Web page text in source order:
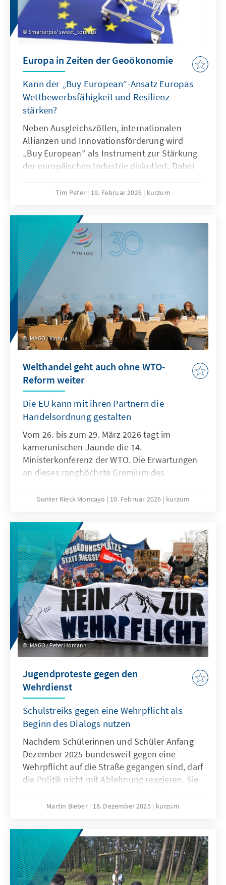
Smarterpix/ sweet_tomato
Europa in Zeiten der Geoökonomie
Kann der „Buy European“-Ansatz Europas
Wettbewerbsfähigkeit und Resilienz
stärken?
Neben Ausgleichszöllen, internationalen
Allianzen und Innovationsförderung wird
„Buy European” als Instrument zur Stärkung
der europäischen Industrie diskutiert. Dabei
und nur in eng definierten Bereichen
Kombination aus gezielten Ausgleichszöllen
bei unfairem Wettbewerb und einer offensiven
Freihandelsagenda.
Tim Peter 19. Februar 2026 kurzum
IMAGO / Xinhua
Welthandel geht auch ohne WTO-
Reform weiter
Die EU kann mit ihren Partnern die
Handelsordnung gestalten
Vom 26. bis zum 29. März 2026 tagt im
kamerunischen Jaunde die 14.
Ministerkonferenz der WTO. Die Erwartungen
an dieses ranghöchste Gremium des
geht ernsthaft davon aus, dass der seit der 4.
Stillstand aufgelöst werden kann. Die seit
Jahren geforderte grundlegende Reform der
WTO wird auch dieses Mal nicht gelingen. Das
ist zwar keine gute Nachricht für die globale
Handelsordnung, es bedeutet aber nicht, dass
den konstruktiven Kräften innerhalb der
Weltgemeinschaft und insbesondere der EU
die Hände gebunden sind.
Gunter Rieck Moncayo 10. Februar 2026 kurzum
IMAGO / Peter Homann
Jugendproteste gegen den
Wehrdienst
Schulstreiks gegen eine Wehrpflicht als
Beginn des Dialogs nutzen
Nachdem Schülerinnen und Schüler Anfang
Dezember 2025 bundesweit gegen eine
Wehrpflicht auf die Straße gegangen sind, darf
die Politik nicht mit Ablehnung reagieren. Sie
jungen Generation offen begegnen. Nur wenn
Maßnahmen wie das
Wehrdienstmodernisierungsgesetz oder ein
potenzieller Gesellschaftsdienst Akzeptanz
finden können.
Martin Bieber 18. Dezember 2025 kurzum